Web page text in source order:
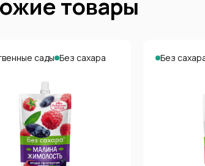
товары
сады Без сахара Без